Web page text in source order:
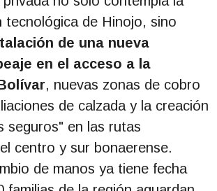
tecnológica de Hinojo, sino
de una nueva
en el acceso a la
, nuevas zonas de cobro
de calzada y la creación
seguros" en las rutas
centro y sur bonaerense.
de manos ya tiene fecha